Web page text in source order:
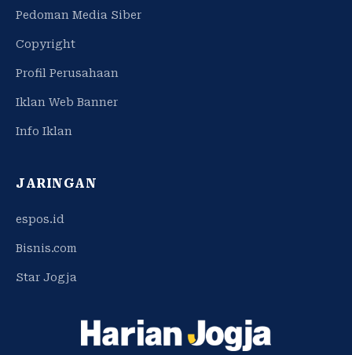
Pedoman Media Siber
Copyright
Profil Perusahaan
Iklan Web Banner
Info Iklan
JARINGAN
espos.id
Bisnis.com
Star Jogja